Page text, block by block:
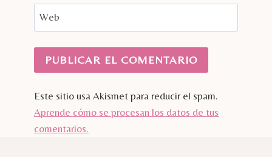
Web
Este sitio usa Akismet para reducir el spam.
Aprende cómo se procesan los datos de tus
comentarios.